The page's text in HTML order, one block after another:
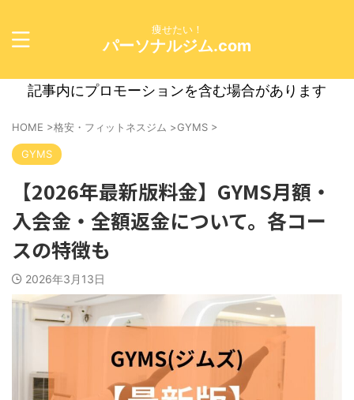
痩せたい！
パーソナルジム.com
記事内にプロモーションを含む場合があります
HOME >格安・フィットネスジム >GYMS >
GYMS
【2026年最新版料金】GYMS月額・
入会金・全額返金について。各コー
スの特徴も
2026年3月13日